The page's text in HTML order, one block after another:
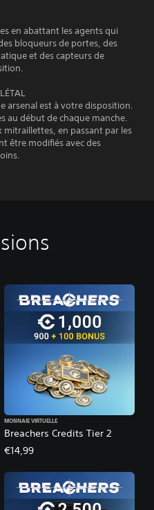
en abattant les agents qui
bloqueurs de portes, des
et des capteurs de
arsenal est à votre disposition.
au début de chaque manche.
mitraillettes, en passant par les
être modifiés avec des
Breachers Credits Tier 2
MONNAIE VIRTUELLE
€14,99